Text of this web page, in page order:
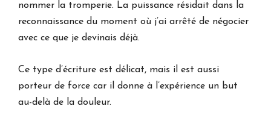
nommer la tromperie. La puissance résidait dans la
reconnaissance du moment où j’ai arrêté de négocier
avec ce que je devinais déjà.
Ce type d’écriture est délicat, mais il est aussi
porteur de force car il donne à l’expérience un but
au-delà de la douleur.